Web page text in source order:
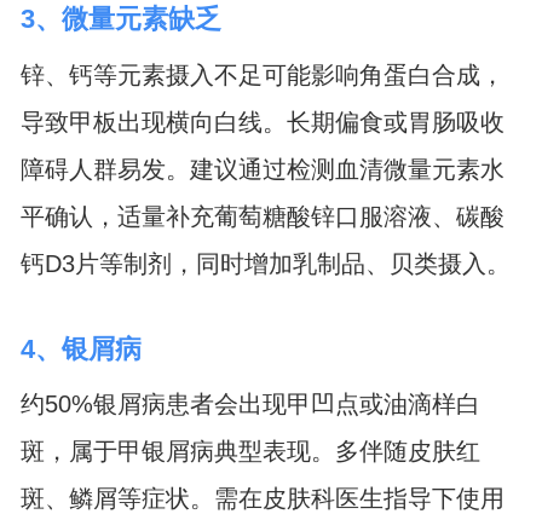
3、微量元素缺乏
锌、钙等元素摄入不足可能影响角蛋白合成，
导致甲板出现横向白线。长期偏食或胃肠吸收
障碍人群易发。建议通过检测血清微量元素水
平确认，适量补充葡萄糖酸锌口服溶液、碳酸
钙D3片等制剂，同时增加乳制品、贝类摄入。
4、银屑病
约50%银屑病患者会出现甲凹点或油滴样白
斑，属于甲银屑病典型表现。多伴随皮肤红
斑、鳞屑等症状。需在皮肤科医生指导下使用